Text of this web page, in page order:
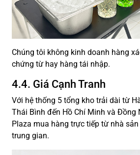
Chúng tôi không kinh doanh hàng
chứng từ hay hàng tái nhập.
4.4. Giá Cạnh Tranh
Với hệ thống 5 tổng kho trải dài từ
Thái Bình đến Hồ Chí Minh và Đồng
Plaza mua hàng trực tiếp từ nhà
trung gian.